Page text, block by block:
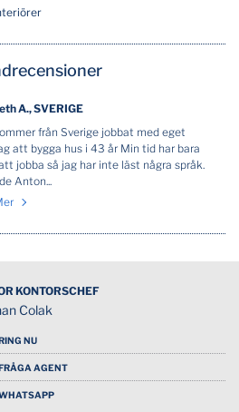
A., SVERIGE
från Sverige jobbat med eget
att bygga hus i 43 år Min tid har bara
jobba så jag har inte läst några språk.
Anton...
KONTORSCHEF
Colak
NU
AGENT